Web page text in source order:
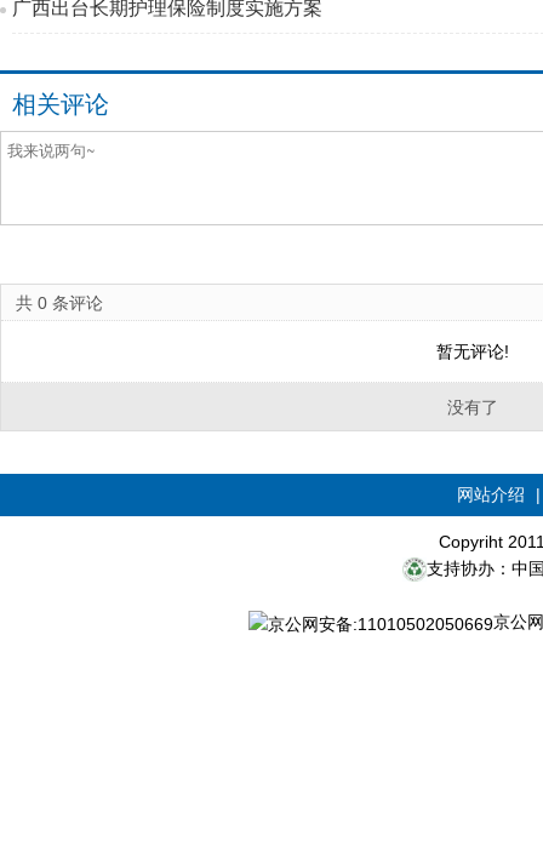
广西出台长期护理保险制度实施方案
相关评论
共 0 条评论
暂无评论!
没有了
网站介绍
Copyriht
支持协办：中
京公